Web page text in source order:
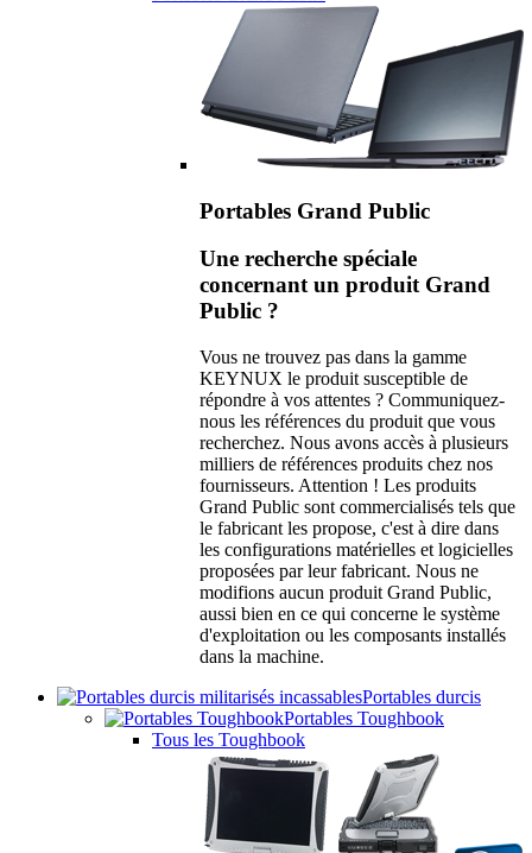
Portables Grand Public
Une recherche spéciale
concernant un produit Grand
Public ?
Vous ne trouvez pas dans la gamme
KEYNUX le produit susceptible de
répondre à vos attentes ? Communiquez-
nous les références du produit que vous
recherchez. Nous avons accès à plusieurs
milliers de références produits chez nos
fournisseurs. Attention ! Les produits
Grand Public sont commercialisés tels que
le fabricant les propose, c'est à dire dans
les configurations matérielles et logicielles
proposées par leur fabricant. Nous ne
modifions aucun produit Grand Public,
aussi bien en ce qui concerne le système
d'exploitation ou les composants installés
dans la machine.
Portables durcis
Portables Toughbook
Tous les Toughbook